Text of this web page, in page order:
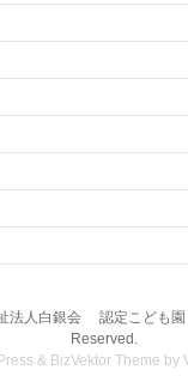
法人白銀会 認定こども
Reserved.
& BizVektor Theme by